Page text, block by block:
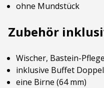
ohne Mundstück
Zubehör
Wischer, Bastein-
inklusive Buffet
eine Birne (64 mm)